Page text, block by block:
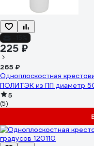
225 ₽
265 ₽
Одноплоскостная
ПОЛИТЭК из ПП диаметр
5
(5)